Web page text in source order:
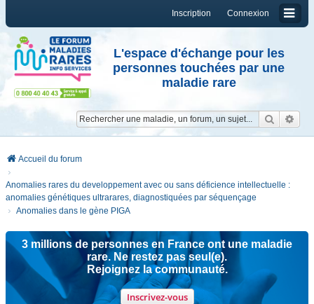
Connexion
Inscription
L'espace d'échange pour les
personnes touchées par une
maladie rare
Accueil du forum
Anomalies rares du developpement avec ou sans déficience intellectuelle :
anomalies génétiques ultrarares, diagnostiquées par séquençage
Anomalies dans le gène PIGA
3 millions de personnes en France ont une maladie
rare. Ne restez pas seul(e).
Rejoignez la communauté.
Inscrivez-vous